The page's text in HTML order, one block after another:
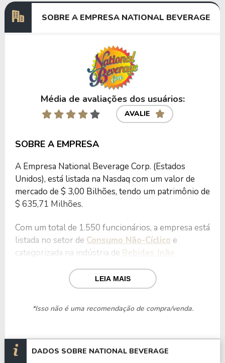
SOBRE A EMPRESA NATIONAL BEVERAGE
Média de avaliações dos usuários:
AVALIE
SOBRE A EMPRESA
A Empresa National Beverage Corp. (Estados
Unidos), está listada na Nasdaq com um valor de
mercado de $ 3,00 Bilhões, tendo um patrimônio de
$ 635,71 Milhões.
Com um total de 1.550 funcionários, a empresa está
listada no setor de Consumo Não-Cíclico e
categorizada na indústria de Bebidas (não
Nos últimos 12 meses a Empresa teve um
no valor de $ 183,65 Milhões.
Quanto aos seus principais indicadores, a Empresa
possui um P/L de 16,36, um P/VP de 4,73 e nos
LEIA MAIS
*Isso não é uma recomendação de compra/venda.
DADOS SOBRE NATIONAL BEVERAGE